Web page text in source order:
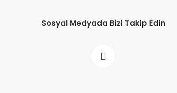
Sosyal Medyada Bizi Takip Edin